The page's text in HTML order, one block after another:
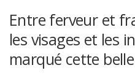
AGIR & SERVIR
Entre ferveur et
les visages et les
marqué cette